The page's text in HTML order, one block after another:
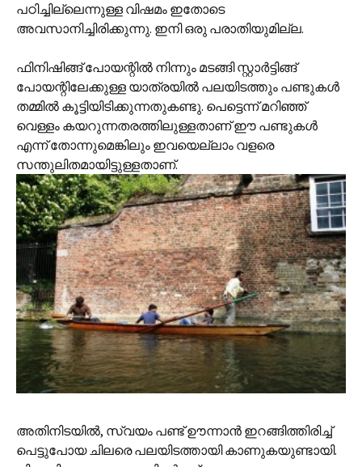
പഠിച്ചില്ലെന്നുള്ള വിഷമം ഇതോടെ
അവസാനിച്ചിരിക്കുന്നു. ഇനി ഒരു പരാതിയുമില്ല.
ഫിനിഷിങ്ങ് പോയന്റില്‍ നിന്നും മടങ്ങി സ്റ്റാര്‍ട്ടിങ്ങ്
പോയന്റിലേക്കുള്ള യാത്രയില്‍ പലയിടത്തും പണ്ടുകള്‍
തമ്മില്‍ കൂട്ടിയിടിക്കുന്നതുകണ്ടു. പെട്ടെന്ന് മറിഞ്ഞ്
വെള്ളം കയറുന്നതരത്തിലുള്ളതാണ് ഈ പണ്ടുകള്‍
എന്ന് തോന്നുമെങ്കിലും ഇവയെല്ലാം വളരെ
സന്തുലിതമായിട്ടുള്ളതാണ്.
അതിനിടയില്‍, സ്വയം പണ്ട് ഊന്നാന്‍ ഇറങ്ങിത്തിരിച്ച്
പെട്ടുപോയ ചിലരെ പലയിടത്തായി കാണുകയുണ്ടായി.